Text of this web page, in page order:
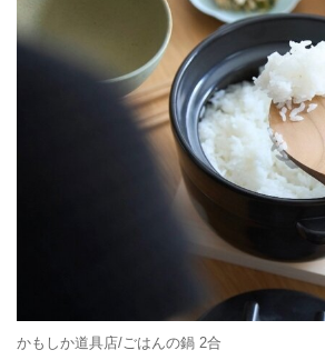
かもしか道具店/ごはんの鍋 2合